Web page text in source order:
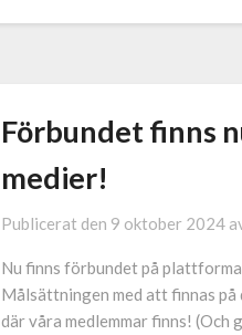
Förbundet finns
medier!
Publicerat den 9 oktober 2024
Nu finns förbundet på
Målsättningen med att finnas på
där våra medlemmar finns! (Och